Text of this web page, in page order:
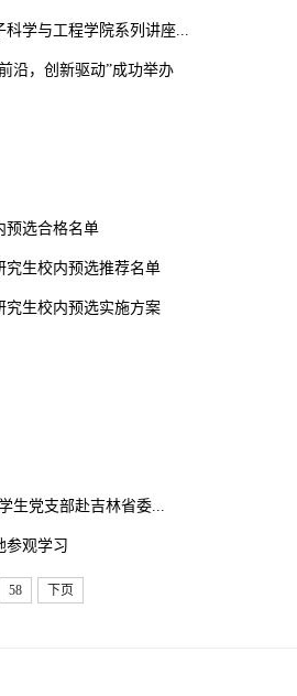
学与工程学院系列讲座...
沿，创新驱动”成功举办
预选合格名单
究生校内预选推荐名单
究生校内预选实施方案
生党支部赴吉林省委...
参观学习
58 下页